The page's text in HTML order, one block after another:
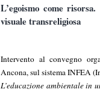
L’egoismo come
visuale transreligiosa
Intervento al convegno
Ancona, sul sistema INFEA
L’educazione ambientale in